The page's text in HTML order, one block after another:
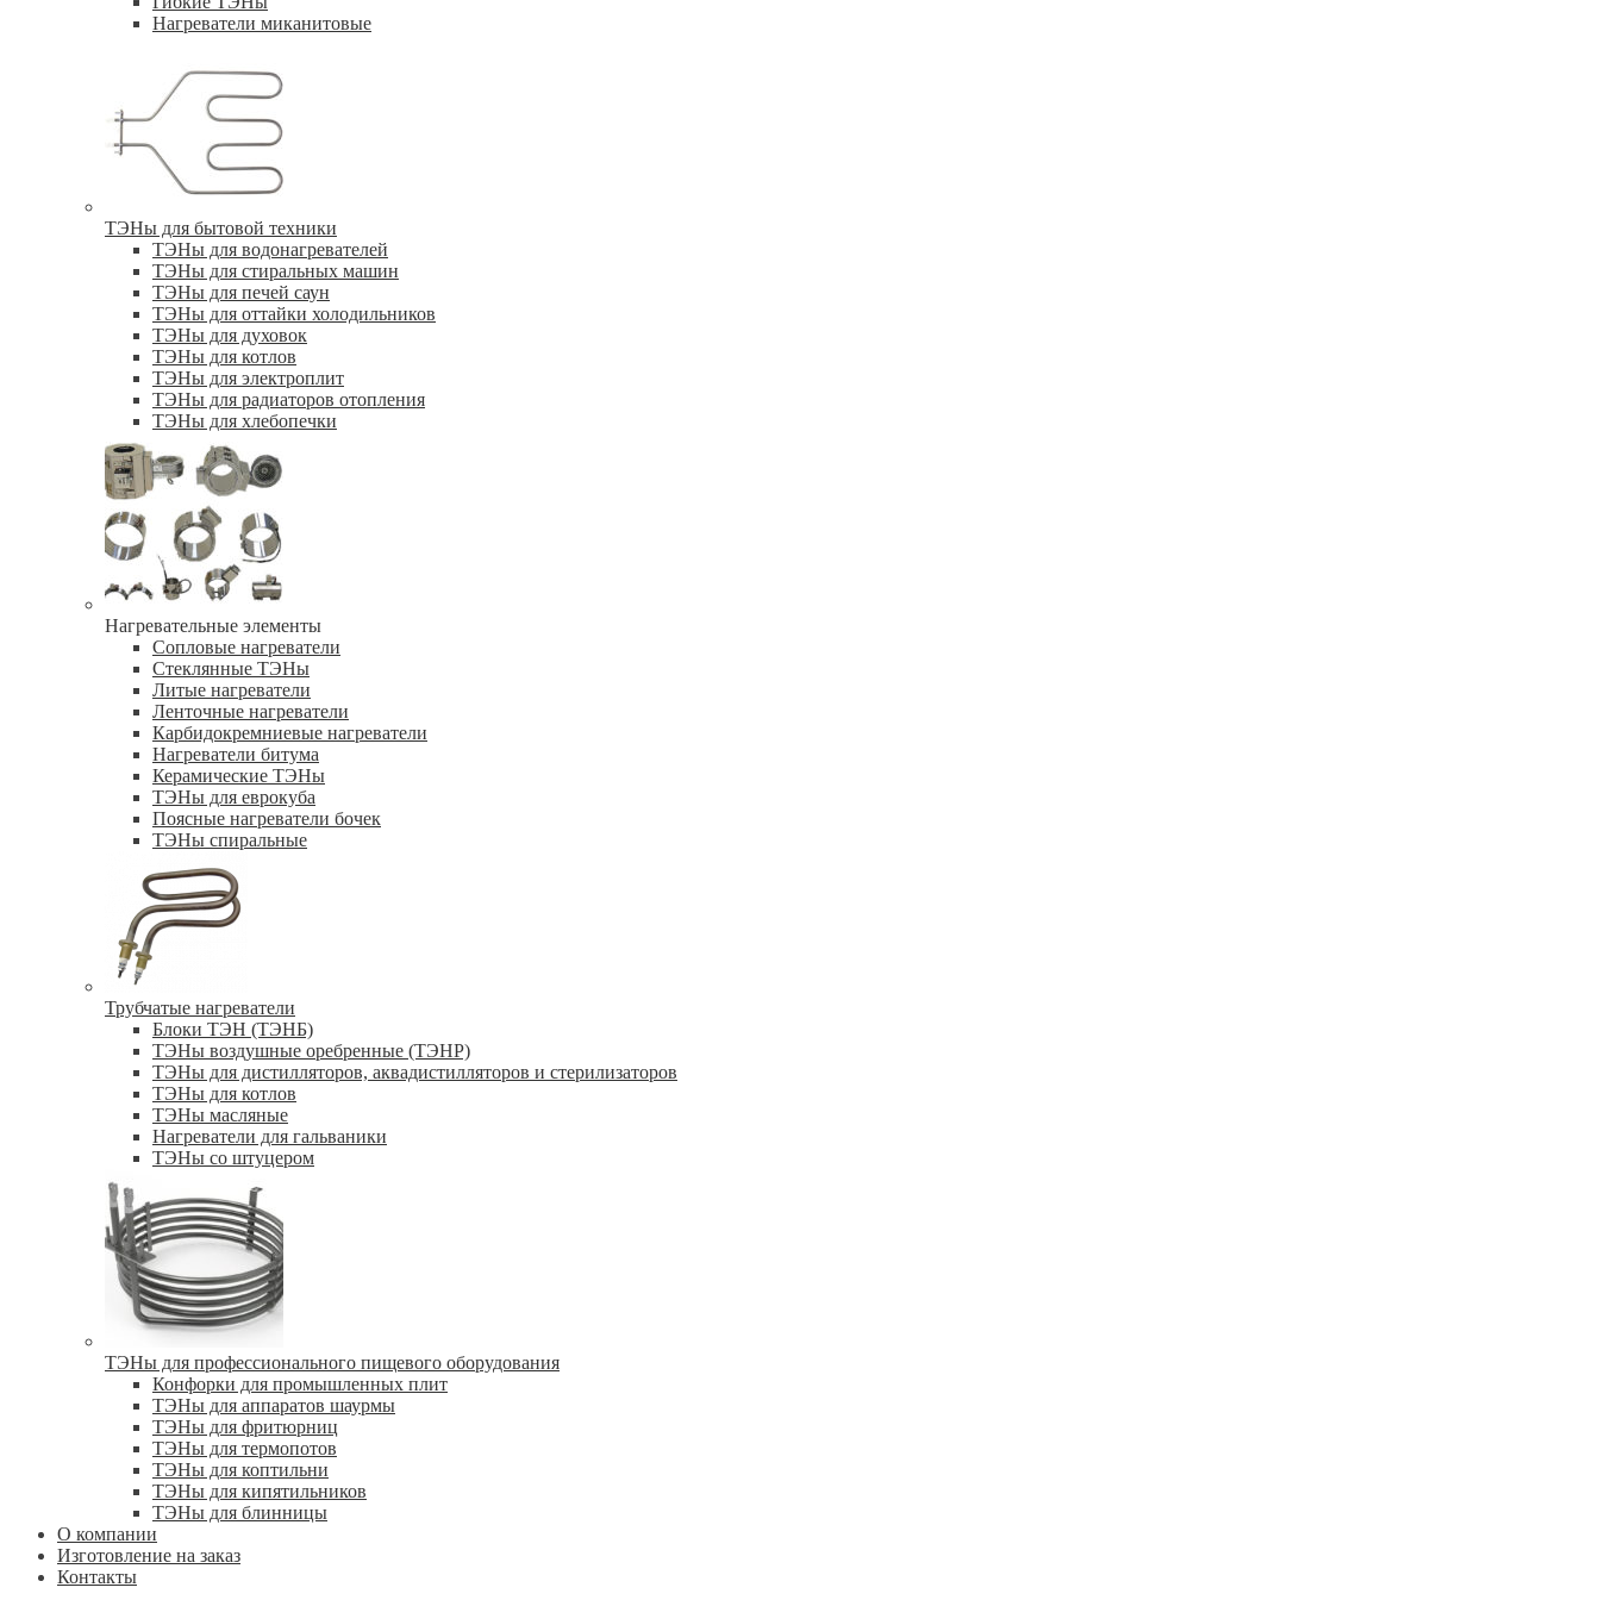
Нагреватели миканитовые
ТЭНы для бытовой техники
ТЭНы для водонагревателей
ТЭНы для стиральных машин
ТЭНы для печей саун
ТЭНы для оттайки холодильников
ТЭНы для духовок
ТЭНы для котлов
ТЭНы для электроплит
ТЭНы для радиаторов отопления
ТЭНы для хлебопечки
Нагревательные элементы
Сопловые нагреватели
Стеклянные ТЭНы
Литые нагреватели
Ленточные нагреватели
Карбидокремниевые нагреватели
Нагреватели битума
Керамические ТЭНы
ТЭНы для еврокуба
Поясные нагреватели бочек
ТЭНы спиральные
Трубчатые нагреватели
Блоки ТЭН (ТЭНБ)
ТЭНы воздушные оребренные (ТЭНР)
ТЭНы для дистилляторов, аквадистилляторов и стерилизаторов
ТЭНы для котлов
ТЭНы масляные
Нагреватели для гальваники
ТЭНы со штуцером
ТЭНы для профессионального пищевого оборудования
Конфорки для промышленных плит
ТЭНы для аппаратов шаурмы
ТЭНы для фритюрниц
ТЭНы для термопотов
ТЭНы для коптильни
ТЭНы для кипятильников
ТЭНы для блинницы
О компании
Изготовление на заказ
Контакты